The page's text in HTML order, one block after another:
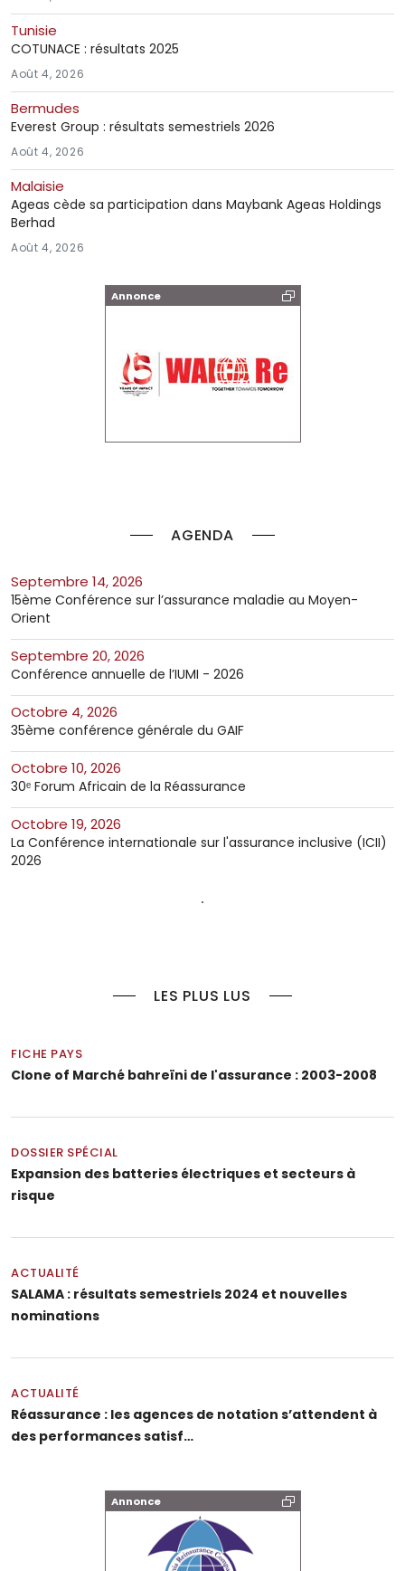
Annonce
AGENDA
septembre 14, 2026
15ème Conférence sur l’assurance maladie au Moyen-
Orient
septembre 20, 2026
Conférence annuelle de l’IUMI - 2026
octobre 4, 2026
35ème conférence générale du GAIF
octobre 10, 2026
30ᵉ Forum Africain de la Réassurance
octobre 19, 2026
La Conférence internationale sur l'assurance inclusive (ICII)
2026
LES PLUS LUS
FICHE PAYS
Clone of Marché bahreïni de l'assurance : 2003-2008
DOSSIER SPÉCIAL
Expansion des batteries électriques et secteurs à
risque
ACTUALITÉ
SALAMA : résultats semestriels 2024 et nouvelles
nominations
ACTUALITÉ
Réassurance : les agences de notation s’attendent à
des performances satisf…
Annonce
Tunisie
COTUNACE : résultats 2025
Août 4, 2026
Bermudes
Everest Group : résultats semestriels 2026
Août 4, 2026
Malaisie
Ageas cède sa participation dans Maybank Ageas Holdings
Berhad
Août 4, 2026